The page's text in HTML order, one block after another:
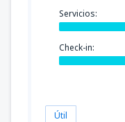
Servicios:
Check-in:
Útil